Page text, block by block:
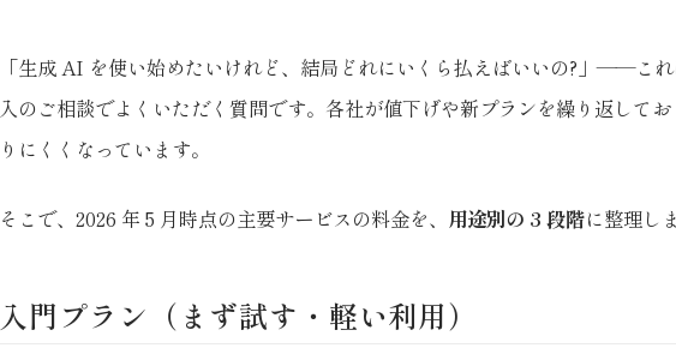
「生成 AI を使い始めたいけれど、結局どれにいくら払えばいいの?」——こ
入のご相談でよくいただく質問です。各社が値下げや新プランを繰り返して
りにくくなっています。
そこで、2026 年 5 月時点の主要サービスの料金を、 用途別の 3 段階に整理し
入門プラン（まず試す・軽い利用）